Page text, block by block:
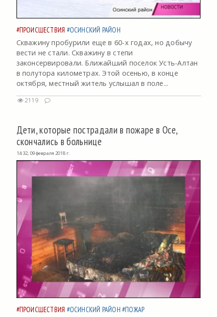
#ПРОИСШЕСТВИЯ #ОСИНСКИЙ РАЙОН
Скважину пробурили еще в 60-х годах, но добычу
вести не стали. Скважину в степи
законсервировали. Ближайший поселок Усть-Алтан
в полутора километрах. Этой осенью, в конце
октября, местный житель услышал в поле...
2119
Дети, которые пострадали в пожаре в Осе,
скончались в больнице
14:32, 09 февраля 2018 г.
#ПРОИСШЕСТВИЯ #ОСИНСКИЙ РАЙОН #ПОЖАР